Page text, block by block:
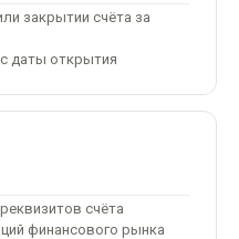
закрытии счёта за
даты открытия
счёта
финансового рынка